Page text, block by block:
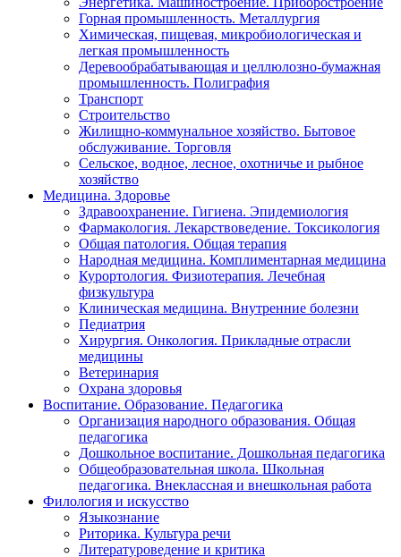
Горная промышленность. Металлургия
Химическая, пищевая, микробиологическая и
легкая промышленность
Деревообрабатывающая и целлюлозно-бумажная
промышленность. Полиграфия
Транспорт
Строительство
Жилищно-коммунальное хозяйство. Бытовое
обслуживание. Торговля
Сельское, водное, лесное, охотничье и рыбное
хозяйство
Медицина. Здоровье
Здравоохранение. Гигиена. Эпидемиология
Фармакология. Лекарствоведение. Токсикология
Общая патология. Общая терапия
Народная медицина. Комплиментарная медицина
Курортология. Физиотерапия. Лечебная
физкультура
Клиническая медицина. Внутренние болезни
Педиатрия
Хирургия. Онкология. Прикладные отрасли
медицины
Ветеринария
Охрана здоровья
Воспитание. Образование. Педагогика
Организация народного образования. Общая
педагогика
Дошкольное воспитание. Дошкольная педагогика
Общеобразовательная школа. Школьная
педагогика. Внеклассная и внешкольная работа
Филология и искусство
Языкознание
Риторика. Культура речи
Литературоведение и критика